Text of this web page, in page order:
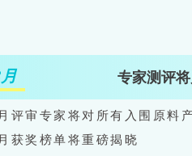
专家测评
评审专家将对所有入围原料
获奖榜单将重磅揭晓